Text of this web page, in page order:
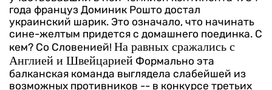
года француз Доминик Рошто достал
украинский шарик. Это означало, что начинать
сине-желтым придется с домашнего поединка. С
кем? Со Словенией! На равных сражались с
Англией и Швейцарией Формально эта
балканская команда выглядела слабейшей из
возможных противников -- в конкурсе третьих